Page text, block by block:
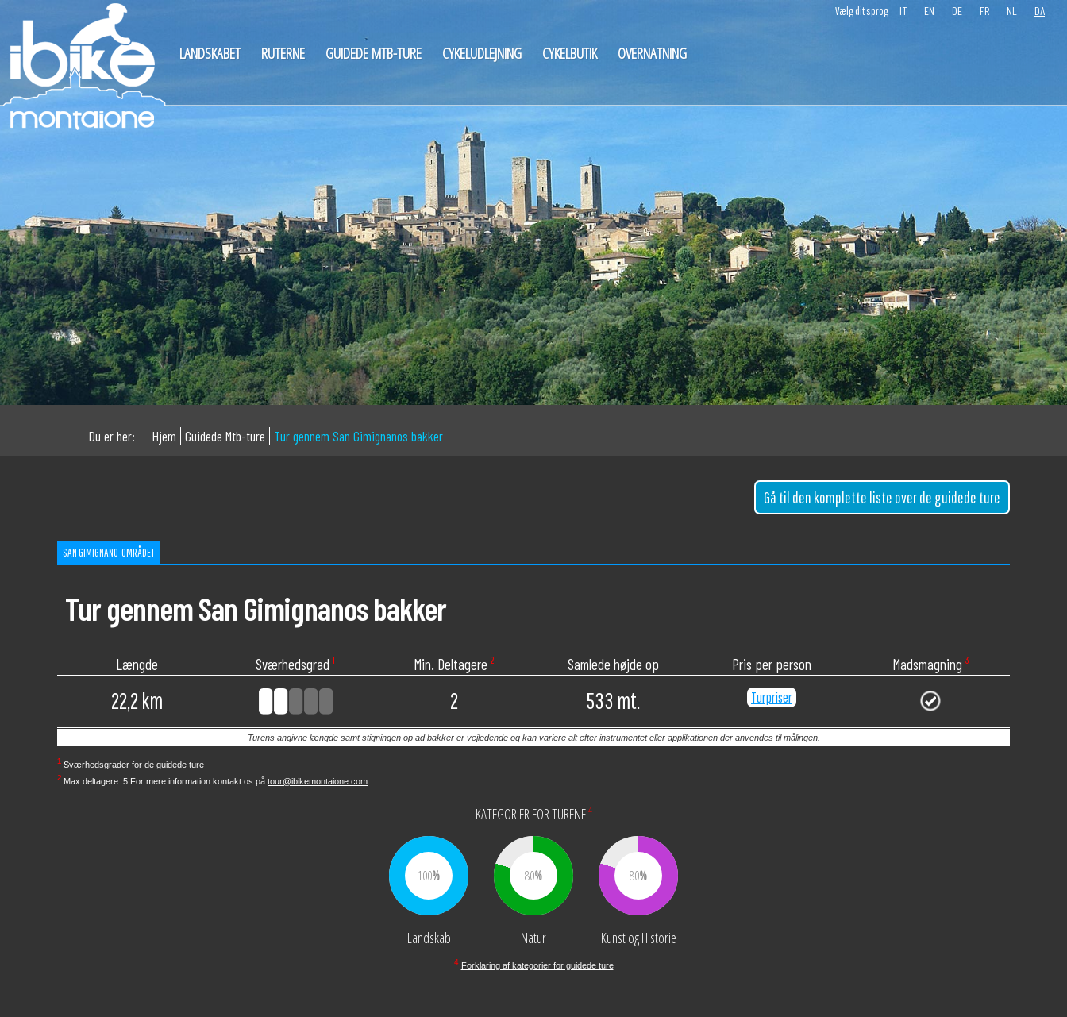
Vælg dit sprog IT EN DE FR NL DA
LANDSKABET RUTERNE GUIDEDE MTB-TURE CYKELUDLEJNING CYKELBUTIK OVERNATNING
Du er her: Hjem Guidede Mtb-ture Tur gennem San Gimignanos bakker
Gå til den komplette liste over de guidede ture
SAN GIMIGNANO-OMRÅDET
Tur gennem San Gimignanos bakker
Længde
22,2 km
Sværhedsgrad ¹ Min. Deltagere ²
2
Samlede højde op
533 mt.
Pris per person
Turpriser
Madsmagning ³
Turens angivne længde samt stigningen op ad bakker er vejledende og kan variere alt efter instrumentet eller applikationen der anvendes til målingen.
¹ Sværhedsgrader for de guidede ture
² Max deltagere: 5 For mere information kontakt os på tour@ibikemontaione.com
KATEGORIER FOR TURENE4
100
Landskab
80
Natur
80
Kunst og Historie
4 Forklaring af kategorier for guidede ture